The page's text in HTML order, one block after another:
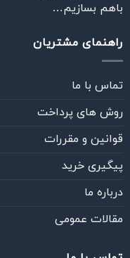
باهم بسازیم…
راهنمای مشتریان
تماس با ما
روش های پرداخت
قوانین و مقررات
پیگیری خرید
درباره ما
مقالات عمومی